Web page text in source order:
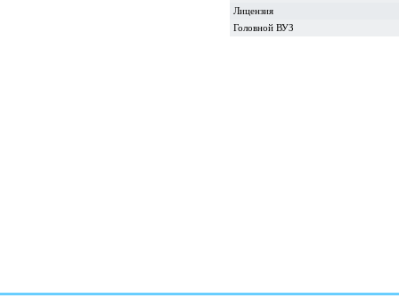
Лицензия
Головной ВУЗ